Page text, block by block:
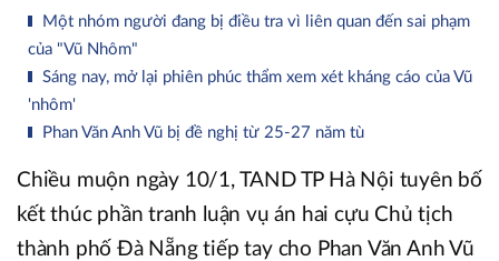
Một nhóm người đang bị điều tra vì liên quan đến sai phạm
của "Vũ Nhôm"
Sáng nay, mở lại phiên phúc thẩm xem xét kháng cáo của Vũ
'nhôm'
Phan Văn Anh Vũ bị đề nghị từ 25-27 năm tù
Chiều muộn ngày 10/1, TAND TP Hà Nội tuyên bố
kết thúc phần tranh luận vụ án hai cựu Chủ tịch
thành phố Đà Nẵng tiếp tay cho Phan Văn Anh Vũ